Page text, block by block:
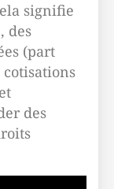
signifie
des
(part
des